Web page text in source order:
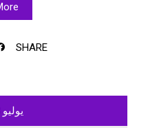
SHARE
يوليو